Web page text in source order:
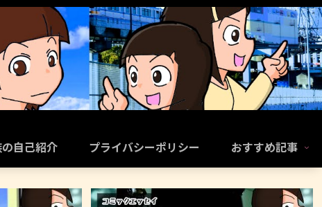
自己紹介 プライバシーポリシー おすすめ記事